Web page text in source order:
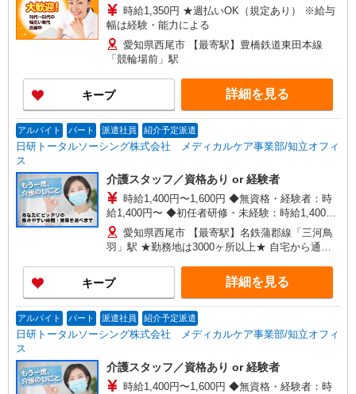
時給1,350円 ★週払いOK（規定あり） ※給与
幅は経験・能力による
愛知県西尾市 【最寄駅】豊橋鉄道東田本線
「競輪場前」駅
キープ 詳細を見る
アルバイト パート 派遣社員 紹介予定派遣
日研トータルソーシング株式会社 メディカルケア事業部/知立オフィ
ス
介護スタッフ／資格あり or 経験者
時給1,400円〜1,600円 ◆無資格・経験者：時
給1,400円〜 ◆初任者研修・未経験：時給1,400
円〜 ◆初任者研修・経験者：時給1,500円〜 ◆介
護福祉士：時給1,600円〜 ※経験者は3ヶ月以上 ※
給与幅は経験・能力による ★週払いOK（規定あ
り）
愛知県西尾市 【最寄駅】名鉄蒲郡線「三河鳥
羽」駅 ★勤務地は3000ヶ所以上★ 自宅から通い
い！！
キープ 詳細を見る
アルバイト パート 派遣社員 紹介予定派遣
日研トータルソーシング株式会社 メディカルケア事業部/知立オフィ
ス
介護スタッフ／資格あり or 経験者
時給1,400円〜1,600円 ◆無資格・経験者：時